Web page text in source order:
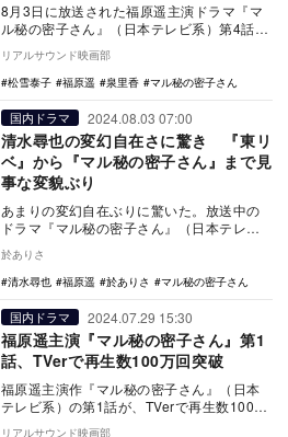
8月3日に放送された福原遥主演ドラマ『マ
ル秘の密子さん』（日本テレビ系）第4話に
泉里香が出演した。 福原が本作で演じる
のは、…
リアルサウンド映画部
松雪泰子
福原遥 泉里香 マル秘の密子さん
国内ドラマ 2024.08.03 07:00
清水尋也の変幻自在さに驚き 『東リ
ベ』から『マル秘の密子さん』まで見
事な変貌ぶり
あまりの変幻自在ぶりに驚いた。放送中の
ドラマ『マル秘の密子さん』（日本テレビ
こ数年、出演作…
於ありさ
清水尋也
福原遥 於ありさ マル秘の密子さん
国内ドラマ 2024.07.29 15:30
福原遥主演『マル秘の密子さん』第1
話、TVerで再生数100万回突破
福原遥主演作『マル秘の密子さん』（日本
テレビ系）の第1話が、TVerで再生数100万
回を突破した。（※） 福原が本作で演じ
リアルサウンド映画部